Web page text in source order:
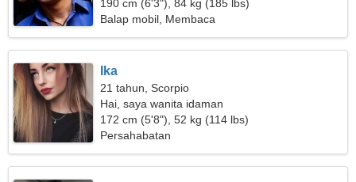
190 cm (6'3"), 84 kg (185 lbs)
Balap mobil, Membaca
Ika
21 tahun, Scorpio
Hai, saya wanita idaman
172 cm (5'8"), 52 kg (114 lbs)
Persahabatan